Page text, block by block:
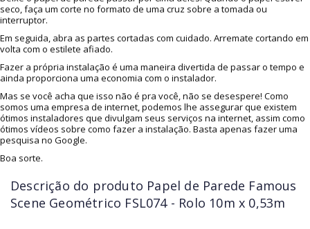
seco, faça um corte no formato de uma cruz sobre a tomada ou
interruptor.
Em seguida, abra as partes cortadas com cuidado. Arremate cortando em
volta com o estilete afiado.
Fazer a própria instalação é uma maneira divertida de passar o tempo e
ainda proporciona uma economia com o instalador.
Mas se você acha que isso não é pra você, não se desespere! Como
somos uma empresa de internet, podemos lhe assegurar que existem
ótimos instaladores que divulgam seus serviços na internet, assim como
ótimos vídeos sobre como fazer a instalação. Basta apenas fazer uma
pesquisa no Google.
Boa sorte.
Descrição do produto Papel de Parede Famous
Scene Geométrico FSL074 - Rolo 10m x 0,53m